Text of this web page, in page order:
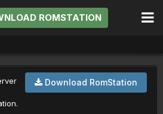
ROMSTATION
Download RomStation